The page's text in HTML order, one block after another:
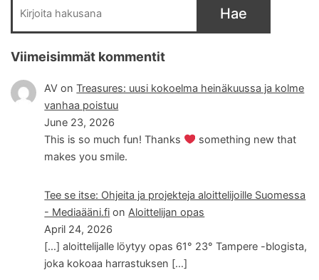
Hae
Viimeisimmät kommentit
AV onTreasures: uusi kokoelma heinäkuussa ja kolme
vanhaa poistuu
June 23, 2026
This is so much fun! Thanks
something new that
makes you smile.
Tee se itse: Ohjeita ja projekteja aloittelijoille Suomessa
- Mediaääni.fi onAloittelijan opas
April 24, 2026
[…] aloittelijalle löytyy opas 61° 23° Tampere -blogista,
joka kokoaa harrastuksen […]